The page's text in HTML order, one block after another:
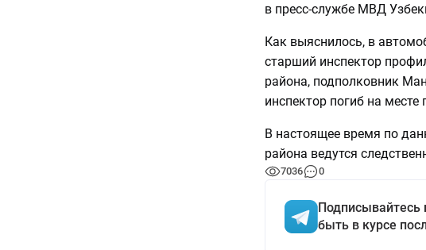
в пресс-службе МВД
Как выяснилось, в
старший инспектор
района, подполковник
инспектор погиб на месте
В настоящее время по
района ведутся
7036 0
Подписывайтесь
быть в курсе